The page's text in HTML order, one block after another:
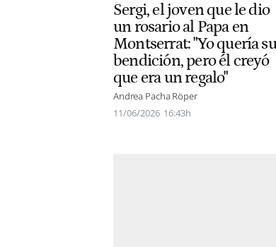
Sergi, el joven que le dio
un rosario al Papa en
Montserrat: "Yo quería su
bendición, pero él creyó
que era un regalo"
Andrea Pacha Röper
11/06/2026 16:43h